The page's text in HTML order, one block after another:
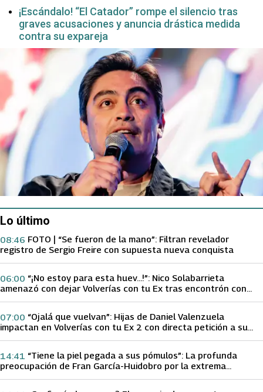
¡Escándalo! “El Catador” rompe el silencio tras
graves acusaciones y anuncia drástica medida
contra su expareja
Lo último
FOTO | “Se fueron de la mano”: Filtran revelador
registro de Sergio Freire con supuesta nueva conquista
08:46
“¡No estoy para esta huev…!”: Nico Solabarrieta
amenazó con dejar Volverías con tu Ex tras encontrón con
06:00
“Ojalá que vuelvan”: Hijas de Daniel Valenzuela
impactan en Volverías con tu Ex 2 con directa petición a su
07:00
“Tiene la piel pegada a sus pómulos”: La profunda
preocupación de Fran García-Huidobro por la extrema
14:41